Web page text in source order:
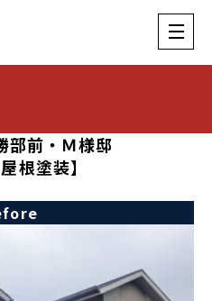
部前・Ｍ様邸
根塗装】